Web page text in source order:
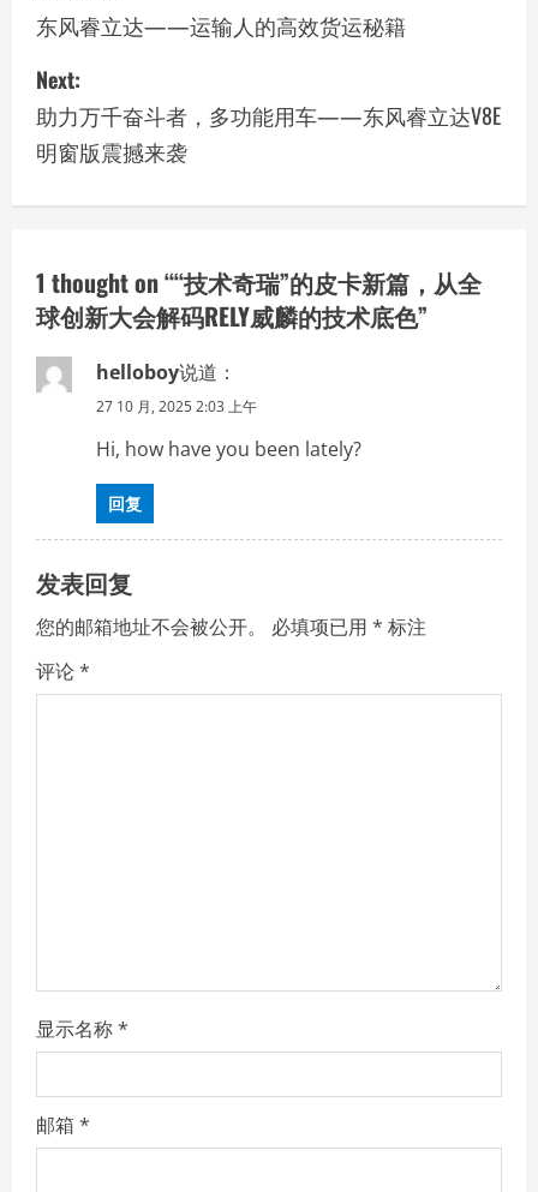
o
s
t
n
v
i
g
i
o
n
东风睿立达——运输人的高效货运秘籍
Next:
助力万千奋斗者，多功能用车——东风睿立达V8E
明窗版震撼来袭
1 thought on ““技术奇瑞”的皮卡新篇，从全
球创新大会解码RELY威麟的技术底色”
helloboy说道：
27 10 月, 2025 2:03 上午
Hi, how have you been lately?​
回复
发表回复
您的邮箱地址不会被公开。 必填项已用 * 标注
评论*
显示名称*
邮箱 *